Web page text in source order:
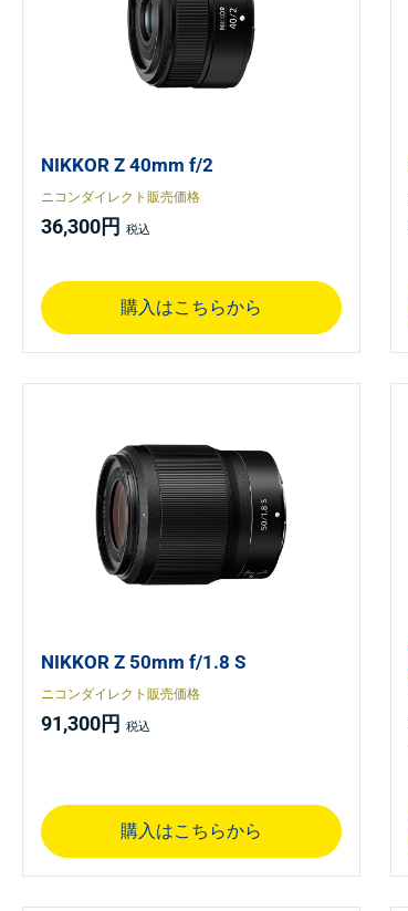
NIKKOR Z 40mm f/2
ニコンダイレクト販売価格
36,300円
購入はこちらから
NIKKOR Z 50mm f/1.8 S
ニコンダイレクト販売価格
91,300円
購入はこちらから